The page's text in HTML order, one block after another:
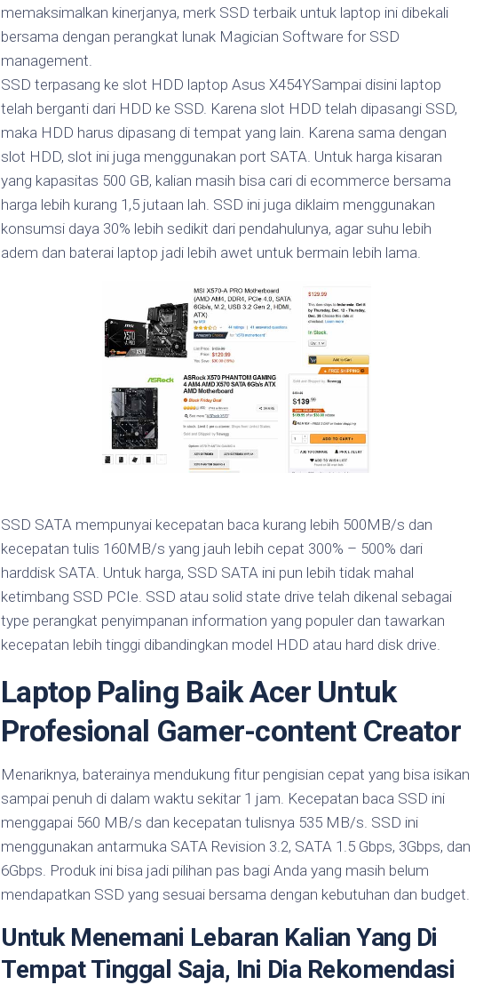
memaksimalkan kinerjanya, merk SSD terbaik untuk laptop ini dibekali
bersama dengan perangkat lunak Magician Software for SSD
management.
SSD terpasang ke slot HDD laptop Asus X454YSampai disini laptop
telah berganti dari HDD ke SSD. Karena slot HDD telah dipasangi SSD,
maka HDD harus dipasang di tempat yang lain. Karena sama dengan
slot HDD, slot ini juga menggunakan port SATA. Untuk harga kisaran
yang kapasitas 500 GB, kalian masih bisa cari di ecommerce bersama
harga lebih kurang 1,5 jutaan lah. SSD ini juga diklaim menggunakan
konsumsi daya 30% lebih sedikit dari pendahulunya, agar suhu lebih
adem dan baterai laptop jadi lebih awet untuk bermain lebih lama.
SSD SATA mempunyai kecepatan baca kurang lebih 500MB/s dan
kecepatan tulis 160MB/s yang jauh lebih cepat 300% – 500% dari
harddisk SATA. Untuk harga, SSD SATA ini pun lebih tidak mahal
ketimbang SSD PCIe. SSD atau solid state drive telah dikenal sebagai
type perangkat penyimpanan information yang populer dan tawarkan
kecepatan lebih tinggi dibandingkan model HDD atau hard disk drive.
Laptop Paling Baik Acer Untuk
Profesional Gamer-content Creator
Menariknya, baterainya mendukung fitur pengisian cepat yang bisa isikan
sampai penuh di dalam waktu sekitar 1 jam. Kecepatan baca SSD ini
menggapai 560 MB/s dan kecepatan tulisnya 535 MB/s. SSD ini
menggunakan antarmuka SATA Revision 3.2, SATA 1.5 Gbps, 3Gbps, dan
6Gbps. Produk ini bisa jadi pilihan pas bagi Anda yang masih belum
mendapatkan SSD yang sesuai bersama dengan kebutuhan dan budget.
Untuk Menemani Lebaran Kalian Yang Di
Tempat Tinggal Saja, Ini Dia Rekomendasi